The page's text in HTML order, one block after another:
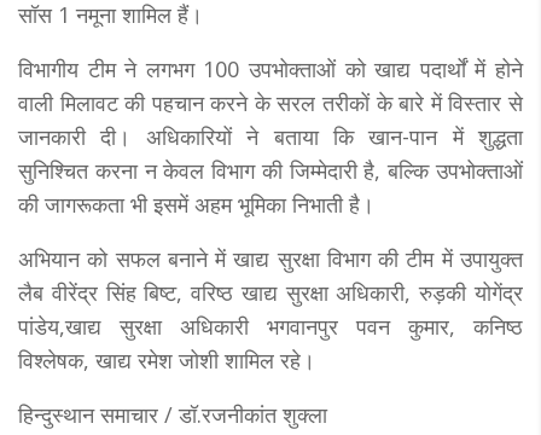
सॉस 1 नमूना शामिल हैं।
विभागीय टीम ने लगभग 100 उपभोक्ताओं को खाद्य पदार्थों में होने
वाली मिलावट की पहचान करने के सरल तरीकों के बारे में विस्तार से
जानकारी दी। अधिकारियों ने बताया कि खान-पान में शुद्धता
सुनिश्चित करना न केवल विभाग की जिम्मेदारी है, बल्कि उपभोक्ताओं
की जागरूकता भी इसमें अहम भूमिका निभाती है।​
अभियान को सफल बनाने में खाद्य सुरक्षा विभाग की टीम में उपायुक्त
लैब वीरेंद्र सिंह बिष्ट, वरिष्ठ खाद्य सुरक्षा अधिकारी, रुड़की योगेंद्र
पांडेय,खाद्य सुरक्षा अधिकारी भगवानपुर पवन कुमार, कनिष्ठ
विश्लेषक, खाद्य रमेश जोशी शामिल रहे।
हिन्दुस्थान समाचार / डॉ.रजनीकांत शुक्ला